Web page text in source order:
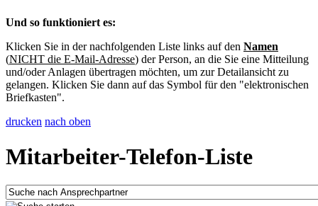
Und so funktioniert es:
Klicken Sie in der nachfolgenden Liste links auf den Namen
(NICHT die E-Mail-Adresse) der Person, an die Sie eine Mitteilung
und/oder Anlagen übertragen möchten, um zur Detailansicht zu
gelangen. Klicken Sie dann auf das Symbol für den "elektronischen
Briefkasten".
drucken nach oben
Mitarbeiter-Telefon-Liste